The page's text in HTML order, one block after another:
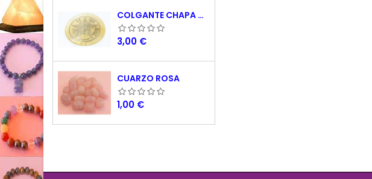
COLGANTE CHAPA NACAR TETRAGRAMATON 5 CM
Precio
3,00 €
CUARZO ROSA
Precio
1,00 €